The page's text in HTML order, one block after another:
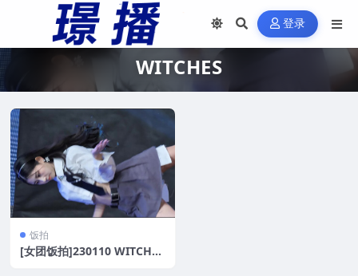
登录
WITCHES
饭拍
[女团饭拍]230110 WITCHES